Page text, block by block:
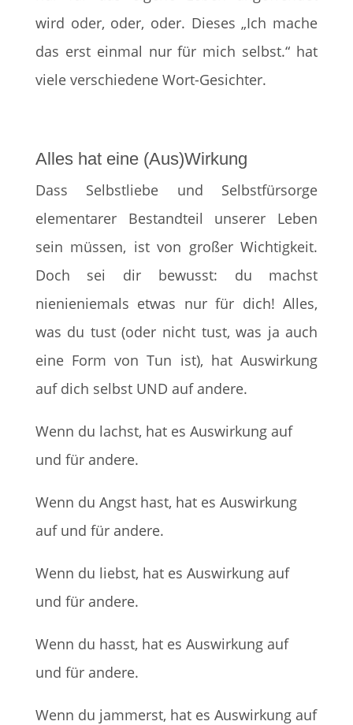
wird oder, oder, oder. Dieses „Ich mache
das erst einmal nur für mich selbst.“ hat
viele verschiedene Wort-Gesichter.
Alles hat eine (Aus)Wirkung
Dass Selbstliebe und Selbstfürsorge
elementarer Bestandteil unserer Leben
sein müssen, ist von großer Wichtigkeit.
Doch sei dir bewusst: du machst
nienieniemals etwas nur für dich! Alles,
was du tust (oder nicht tust, was ja auch
eine Form von Tun ist), hat Auswirkung
auf dich selbst UND auf andere.
Wenn du lachst, hat es Auswirkung auf
und für andere.
Wenn du Angst hast, hat es Auswirkung
auf und für andere.
Wenn du liebst, hat es Auswirkung auf
und für andere.
Wenn du hasst, hat es Auswirkung auf
und für andere.
Wenn du jammerst, hat es Auswirkung auf